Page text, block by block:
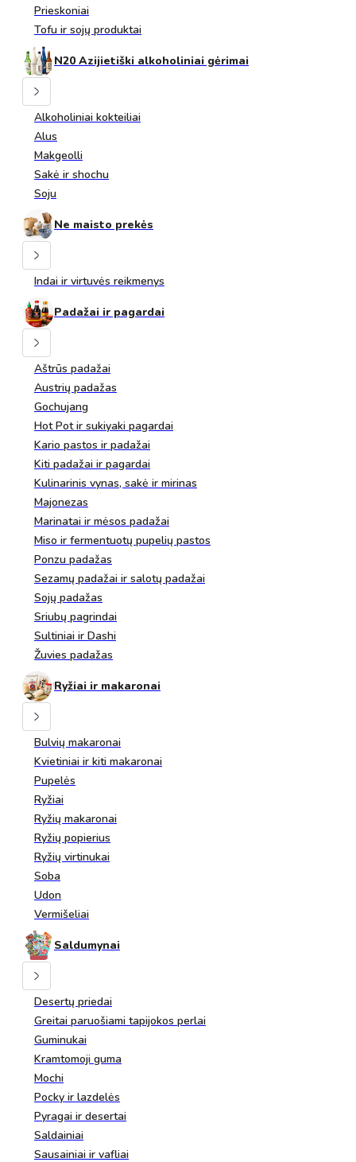
Prieskoniai
Tofu ir sojų produktai
N20 Azijietiški alkoholiniai gėrimai
Alkoholiniai kokteiliai
Alus
Makgeolli
Sakė ir shochu
Soju
Ne maisto prekės
Indai ir virtuvės reikmenys
Padažai ir pagardai
Aštrūs padažai
Austrių padažas
Gochujang
Hot Pot ir sukiyaki pagardai
Kario pastos ir padažai
Kiti padažai ir pagardai
Kulinarinis vynas, sakė ir mirinas
Majonezas
Marinatai ir mėsos padažai
Miso ir fermentuotų pupelių pastos
Ponzu padažas
Sezamų padažai ir salotų padažai
Sojų padažas
Sriubų pagrindai
Sultiniai ir Dashi
Žuvies padažas
Ryžiai ir makaronai
Bulvių makaronai
Kvietiniai ir kiti makaronai
Pupelės
Ryžiai
Ryžių makaronai
Ryžių popierius
Ryžių virtinukai
Soba
Udon
Vermišeliai
Saldumynai
Desertų priedai
Greitai paruošiami tapijokos perlai
Guminukai
Kramtomoji guma
Mochi
Pocky ir lazdelės
Pyragai ir desertai
Saldainiai
Sausainiai ir vafliai